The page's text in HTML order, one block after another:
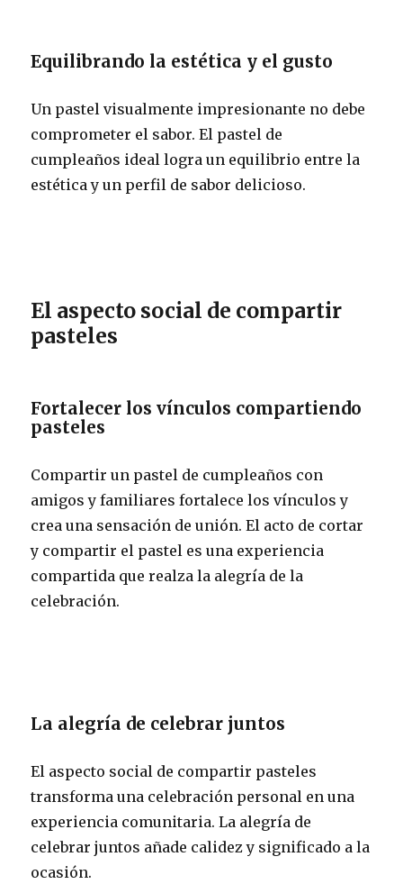
Equilibrando la estética y el gusto
Un pastel visualmente impresionante no debe
comprometer el sabor. El pastel de
cumpleaños ideal logra un equilibrio entre la
estética y un perfil de sabor delicioso.
El aspecto social de compartir
pasteles
Fortalecer los vínculos compartiendo
pasteles
Compartir un pastel de cumpleaños con
amigos y familiares fortalece los vínculos y
crea una sensación de unión. El acto de cortar
y compartir el pastel es una experiencia
compartida que realza la alegría de la
celebración.
La alegría de celebrar juntos
El aspecto social de compartir pasteles
transforma una celebración personal en una
experiencia comunitaria. La alegría de
celebrar juntos añade calidez y significado a la
ocasión.